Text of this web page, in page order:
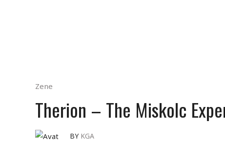
Zene
Therion – The Miskolc
BY KGA